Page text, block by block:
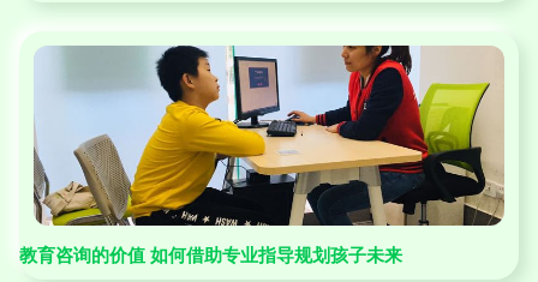
教育咨询的价值 如何借助专业指导规划孩子未来